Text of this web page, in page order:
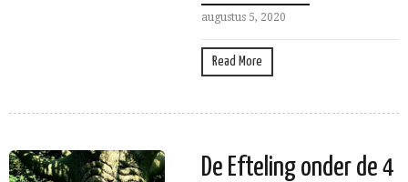
augustus 5, 2020
Read More
De Efteling onder de 4